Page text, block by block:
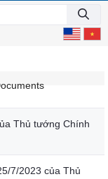
Thủ tướng Chính
7/2023 của Thủ